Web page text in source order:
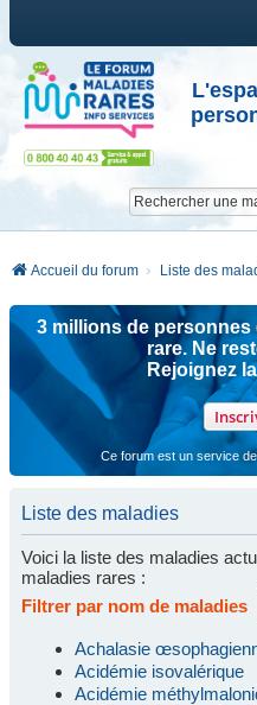
Accueil du forum Liste des
3 millions de personnes
rare. Ne
Rejoignez
Ce forum est un service
Liste des maladies
Voici la liste des maladies
maladies rares :
Filtrer par nom de maladies
Achalasie
Acidémie isovalérique
Acidémie